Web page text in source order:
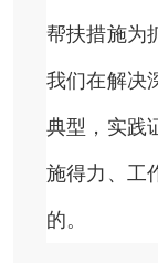
帮扶措施为
我们在解决
典型，实践
施得力、工
的。